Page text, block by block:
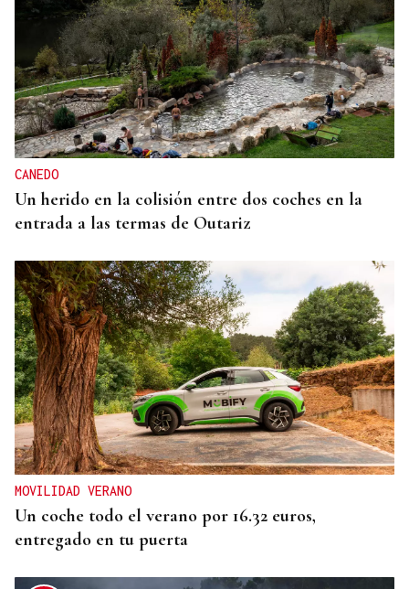
CANEDO
Un herido en la colisión entre dos coches en la
entrada a las termas de Outariz
MOVILIDAD VERANO
Un coche todo el verano por 16.32 euros,
entregado en tu puerta